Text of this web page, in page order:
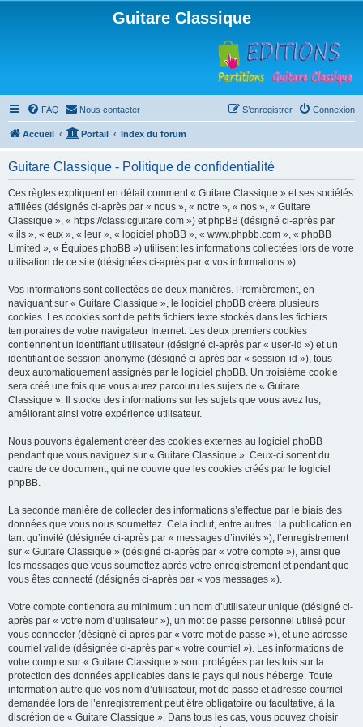
Guitare Classique
FAQ Nous contacter Connexion
S’enregistrer
Accueil Portail Index du forum
Guitare Classique - Politique de confidentialité
Ces règles expliquent en détail comment « Guitare Classique » et ses sociétés
affiliées (désignés ci-après par « nous », « notre », « nos », « Guitare
Classique », « https://classicguitare.com ») et phpBB (désigné ci-après par
« ils », « eux », « leur », « logiciel phpBB », « www.phpbb.com », « phpBB
Limited », « Équipes phpBB ») utilisent les informations collectées lors de votre
utilisation de ce site (désignées ci-après par « vos informations »).
Vos informations sont collectées de deux manières. Premièrement, en
naviguant sur « Guitare Classique », le logiciel phpBB créera plusieurs
cookies. Les cookies sont de petits fichiers texte stockés dans les fichiers
temporaires de votre navigateur Internet. Les deux premiers cookies
contiennent un identifiant utilisateur (désigné ci-après par « user-id ») et un
identifiant de session anonyme (désigné ci-après par « session-id »), tous
deux automatiquement assignés par le logiciel phpBB. Un troisième cookie
sera créé une fois que vous aurez parcouru les sujets de « Guitare
Classique ». Il stocke des informations sur les sujets que vous avez lus,
améliorant ainsi votre expérience utilisateur.
Nous pouvons également créer des cookies externes au logiciel phpBB
pendant que vous naviguez sur « Guitare Classique ». Ceux-ci sortent du
cadre de ce document, qui ne couvre que les cookies créés par le logiciel
phpBB.
La seconde manière de collecter des informations s’effectue par le biais des
données que vous nous soumettez. Cela inclut, entre autres : la publication en
tant qu’invité (désignée ci-après par « messages d’invités »), l’enregistrement
sur « Guitare Classique » (désigné ci-après par « votre compte »), ainsi que
les messages que vous soumettez après votre enregistrement et pendant que
vous êtes connecté (désignés ci-après par « vos messages »).
Votre compte contiendra au minimum : un nom d’utilisateur unique (désigné ci-
après par « votre nom d’utilisateur »), un mot de passe personnel utilisé pour
vous connecter (désigné ci-après par « votre mot de passe »), et une adresse
courriel valide (désignée ci-après par « votre courriel »). Les informations de
votre compte sur « Guitare Classique » sont protégées par les lois sur la
protection des données applicables dans le pays qui nous héberge. Toute
information autre que vos nom d’utilisateur, mot de passe et adresse courriel
demandée lors de l’enregistrement peut être obligatoire ou facultative, à la
discrétion de « Guitare Classique ». Dans tous les cas, vous pouvez choisir